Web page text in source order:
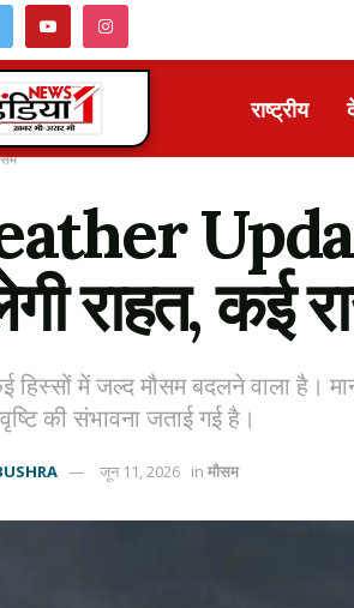
राष्ट्रीय
राहत, कई
में जल्द मौसम बदलने वाला है।
की संभावना जताई गई है।
जून 11, 2026 in मौसम